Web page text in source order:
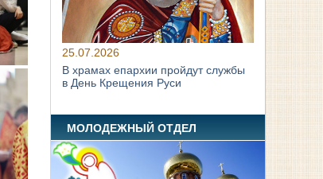
25.07.2026
В храмах епархии пройдут службы
в День Крещения Руси
МОЛОДЕЖНЫЙ ОТДЕЛ